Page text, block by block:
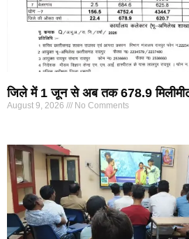
जिले में 1 जून से अब तक 678.9 मिलीमीटर
August 9, 2026 No Comments